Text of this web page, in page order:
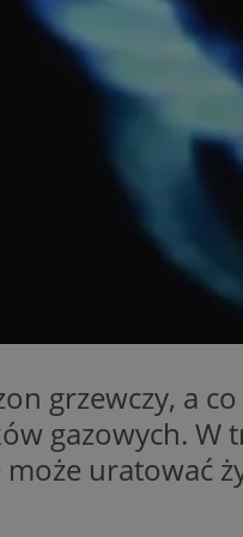
grzewczy, a
gazowych.
uratować
_ga
SM
Provider
Domena